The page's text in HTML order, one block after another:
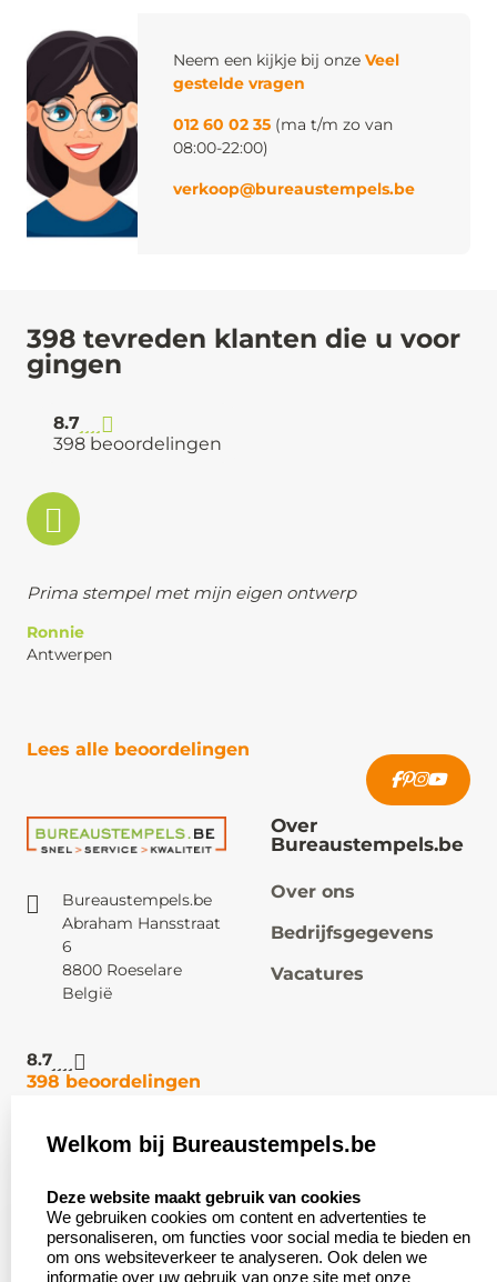
Neem een kijkje bij onze Veel
gestelde vragen
012 60 02 35 (ma t/m zo van
08:00-22:00)
verkoop@bureaustempels.be
398 tevreden klanten die u voor
gingen
8.7
398 beoordelingen
Prima stempel met mijn eigen ontwerp
Ronnie
Antwerpen
Lees alle beoordelingen
Bureaustempels.be
Abraham Hansstraat
6
8800 Roeselare
België
8.7
398 beoordelingen
Over
Bureaustempels.be
Over ons
Bedrijfsgegevens
Vacatures
Klantenservice:
Contact
Veel gestelde vragen
Retourneren
Zakelijk:
Aanvraag op maat
Wederverkoper
worden
Welkom bij Bureaustempels.be
Deze website maakt gebruik van cookies
We gebruiken cookies om content en advertenties te
personaliseren, om functies voor social media te bieden en
om ons websiteverkeer te analyseren. Ook delen we
informatie over uw gebruik van onze site met onze